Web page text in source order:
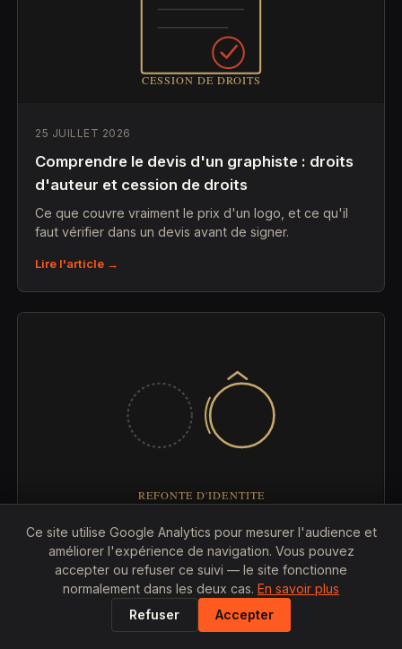
25 JUILLET 2026
Comprendre le devis d'un graphiste : droits
d'auteur et cession de droits
Ce que couvre vraiment le prix d'un logo, et ce qu'il
faut vérifier dans un devis avant de signer.
Lire l'article →
25 JUILLET 2026
Combien coûte la refonte complète d'une
identité visuelle ?
Prix, étapes et facteurs qui font varier le budget d'une
Ce site utilise Google Analytics pour mesurer l'audience et
améliorer l'expérience de navigation. Vous pouvez
accepter ou refuser ce suivi — le site fonctionne
normalement dans les deux cas. En savoir plus
Refuser
Accepter